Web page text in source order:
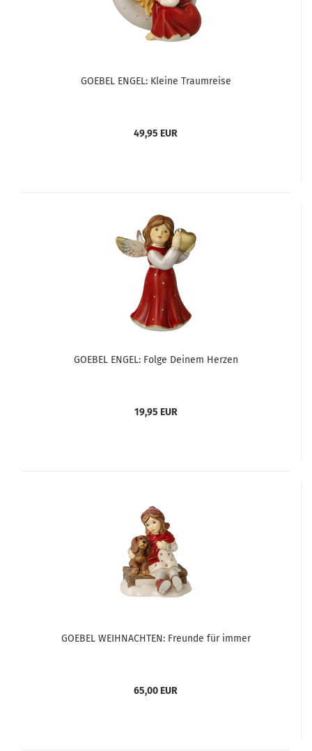
GOEBEL ENGEL: Kleine Traumreise
49,95 EUR
GOEBEL ENGEL: Folge Deinem Herzen
19,95 EUR
GOEBEL WEIHNACHTEN: Freunde für immer
65,00 EUR